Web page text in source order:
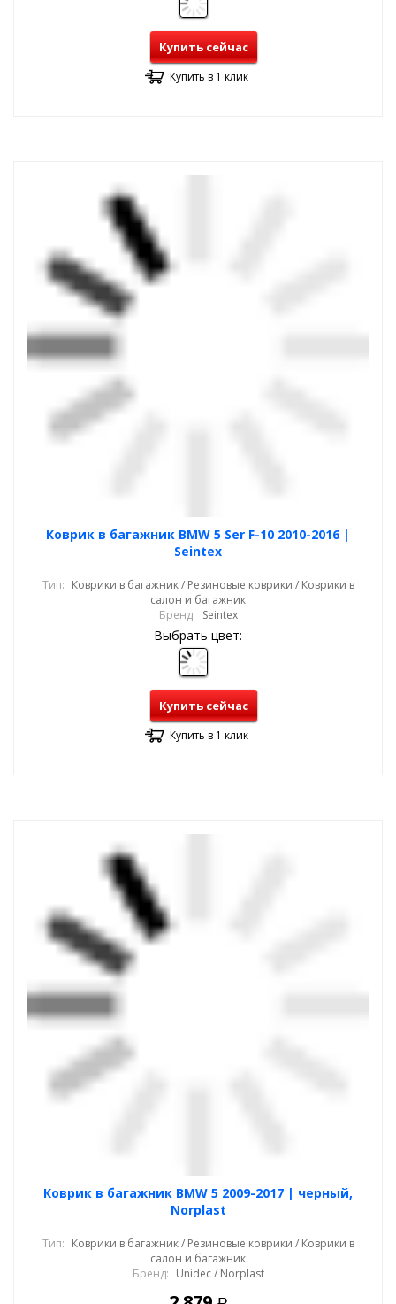
Купить сейчас
Купить в 1 клик
Коврик в багажник BMW 5 Ser F-10 2010-2016 |
Seintex
Тип: Коврики в багажник / Резиновые коврики / Коврики в
салон и багажник
Бренд: Seintex
Выбрать цвет:
Купить сейчас
Купить в 1 клик
Коврик в багажник BMW 5 2009-2017 | черный,
Norplast
Тип: Коврики в багажник / Резиновые коврики / Коврики в
салон и багажник
Бренд: Unidec / Norplast